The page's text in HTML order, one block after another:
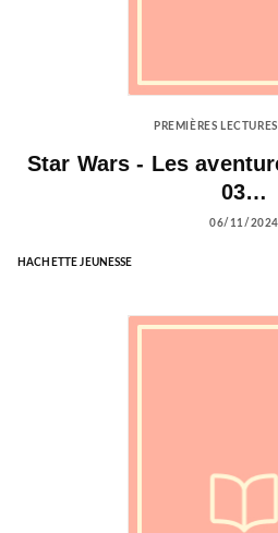
PREMIÈRES
Star Wars - Les
03…
06/11/2024
HACHETTE JEUNESSE